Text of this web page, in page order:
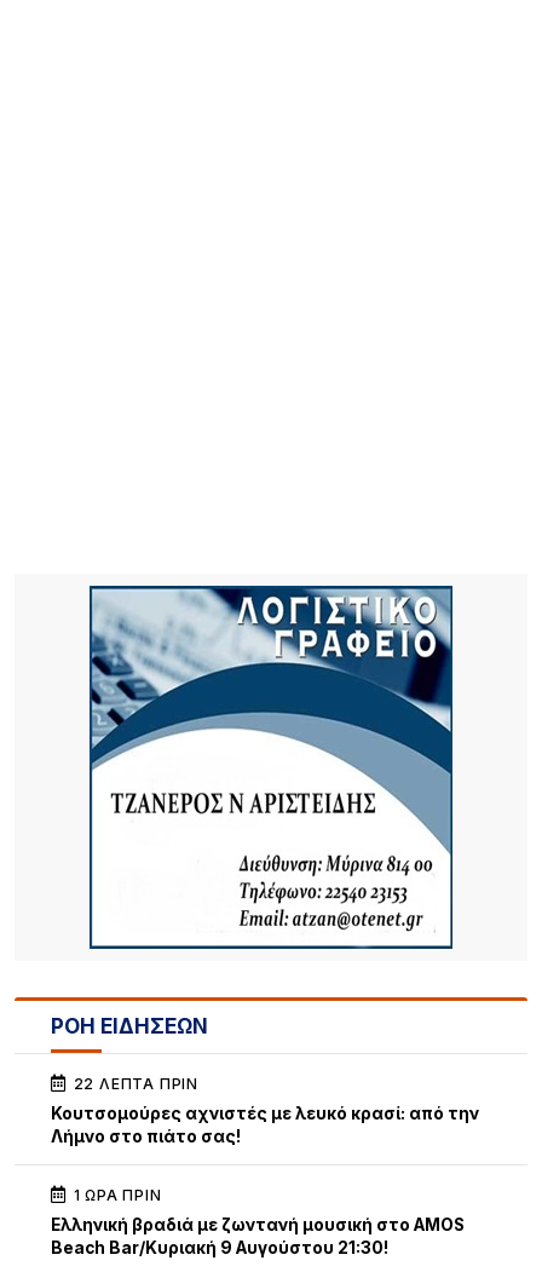
ΡΟΗ ΕΙΔΗΣΕΩΝ
22 ΛΕΠΤΆ ΠΡΙΝ
Κουτσομούρες αχνιστές με λευκό κρασί: από την
Λήμνο στο πιάτο σας!
1 ΏΡΑ ΠΡΙΝ
Ελληνική βραδιά με ζωντανή μουσική στο AMOS
Beach Bar/Κυριακή 9 Αυγούστου 21:30!